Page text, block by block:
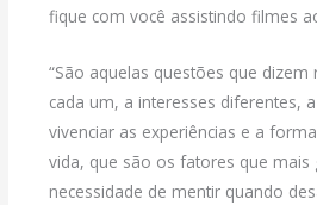
fique com você assistindo filmes
“São aquelas questões que
cada um, a interesses diferentes,
vivenciar as experiências e a
vida, que são os fatores que mais
necessidade de mentir quando